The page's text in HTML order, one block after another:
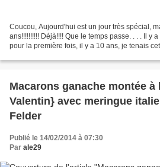
Coucou, Aujourd'hui est un jour très spécial,
ans!!!!!!!!!! Déjà!!!! Que le temps passe. . . . Il y
pour la première fois, il y a 10 ans, je tenais
Macarons ganache montée
Valentin} avec meringue
Felder
Publié le 14/02/2014 à 07:30
Par ale29